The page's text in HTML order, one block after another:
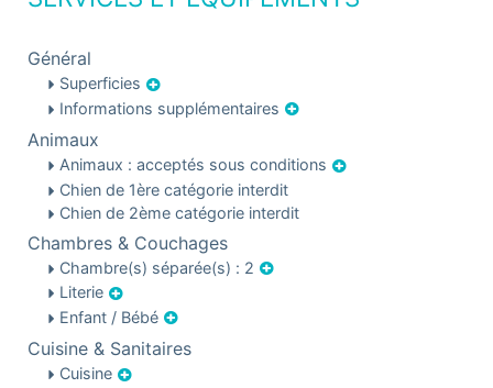
Général
Superficies
Informations supplémentaires
Animaux
Animaux : acceptés sous conditions
Chien de 1ère catégorie interdit
Chien de 2ème catégorie interdit
Chambres & Couchages
Chambre(s) séparée(s) : 2
Literie
Enfant / Bébé
Cuisine & Sanitaires
Cuisine